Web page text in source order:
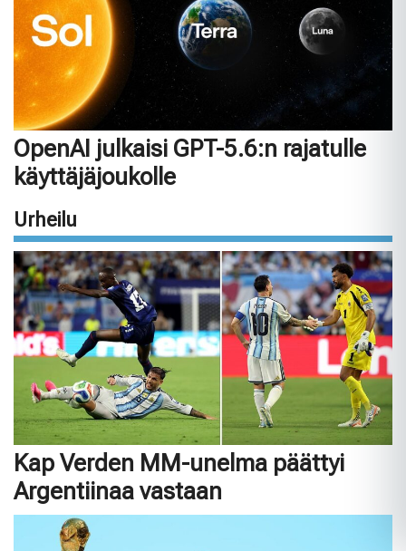
OpenAI julkaisi GPT-5.6:n rajatulle
käyttäjäjoukolle
Urheilu
Kap Verden MM-unelma päättyi
Argentiinaa vastaan